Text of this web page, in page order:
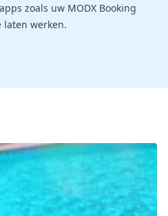
zoals uw MODX Booking
laten werken.